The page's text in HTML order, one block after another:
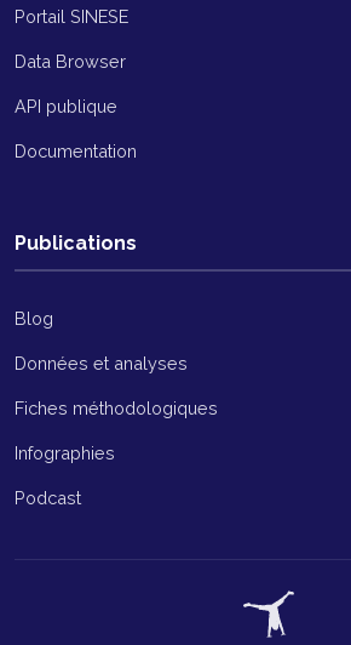
Portail SINESE
Data Browser
API publique
Documentation
Publications
Blog
Données et analyses
Fiches méthodologiques
Infographies
Podcast